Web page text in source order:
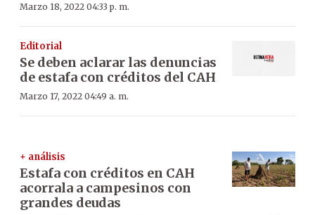
Marzo 18, 2022 04:33 p. m.
Editorial
Se deben aclarar las denuncias
de estafa con créditos del CAH
Marzo 17, 2022 04:49 a. m.
+ análisis
Estafa con créditos en CAH
acorrala a campesinos con
grandes deudas